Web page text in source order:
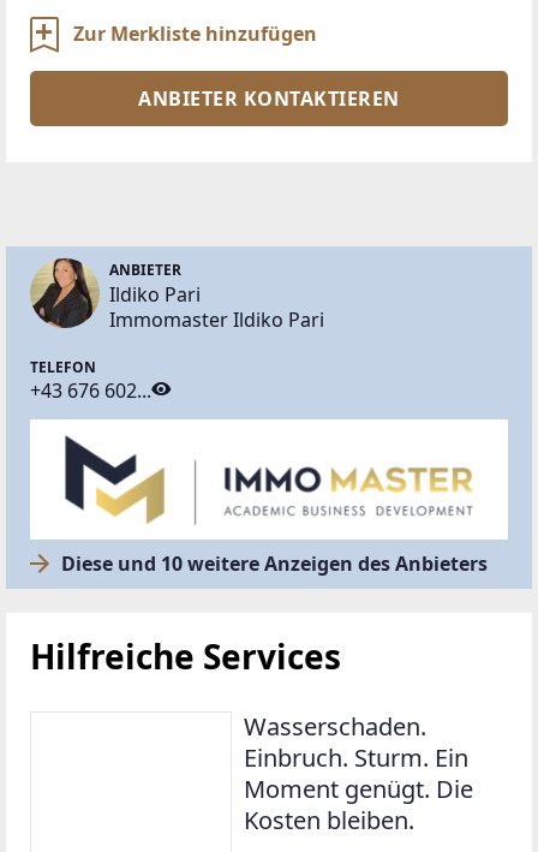
Zur Merkliste hinzufügen
ANBIETER KONTAKTIEREN
ANBIETER
Ildiko Pari
Immomaster Ildiko Pari
TELEFON
+43 676 602...
Diese und 10 weitere Anzeigen des Anbieters
Hilfreiche Services
Wasserschaden.
Einbruch. Sturm. Ein
Moment genügt. Die
Kosten bleiben.